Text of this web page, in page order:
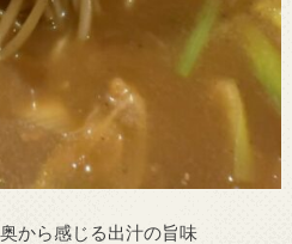
から感じる出汁の旨味